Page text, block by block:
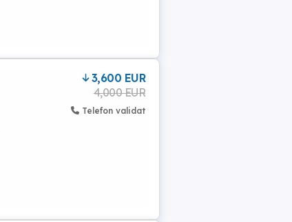
3,600 EUR
4,000 EUR
Telefon validat